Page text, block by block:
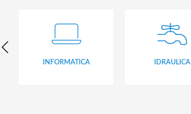
INFORMATICA IDRAULICA